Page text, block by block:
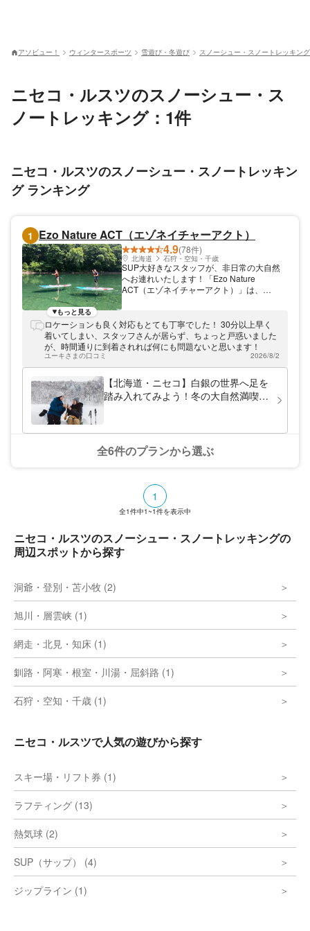
アソビュー！ ウィンタースポーツ 雪遊び・冬遊び スノーシュー・スノートレッキング
ニセコ・ルスツのスノーシュー・ス
ノートレッキング：1件
ニセコ・ルスツのスノーシュー・スノートレッキン
グ ランキング
1 Ezo Nature ACT（エゾネイチャーアクト）
4.9(78件)
北海道 石狩・空知・千歳
SUP大好きなスタッフが、非日常の大自然
へお連れいたします！「Ezo Nature
ACT（エゾネイチャーアクト）」は、
開催しています。スタッフ全員SUPA（日本
スタンドアップパドルボード協会）認定イン
ストラクター資格を保有しています。遊び方
無限大なSUPで、北海道の大自然を満喫し
ましょう♪
もっと見る
ロケーションも良く対応もとても丁寧でした！ 30分以上早く
着いてしまい、スタッフさんが居らず、ちょっと戸惑いました
が、時間通りに到着されれば何にも問題ないと思います！
ユーキさまの口コミ 2026/8/2
【北海道・ニセコ】白銀の世界へ足を
踏み入れてみよう！冬の大自然満喫ス
全6件のプランから選ぶ
1
全1件中1~1件を表示中
ニセコ・ルスツのスノーシュー・スノートレッキングの
周辺スポットから探す
洞爺・登別・苫小牧 (2)
旭川・層雲峡 (1)
網走・北見・知床 (1)
釧路・阿寒・根室・川湯・屈斜路 (1)
石狩・空知・千歳 (1)
ニセコ・ルスツで人気の遊びから探す
スキー場・リフト券 (1)
ラフティング (13)
熱気球 (2)
SUP（サップ） (4)
ジップライン (1)